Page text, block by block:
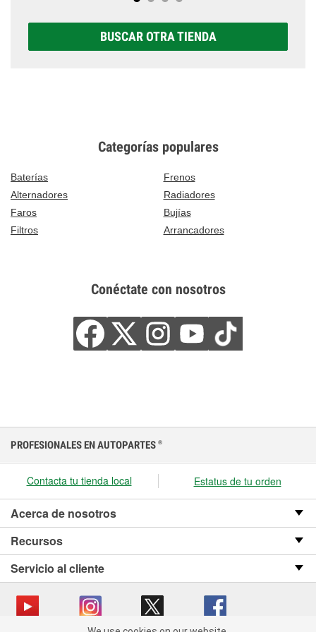
BUSCAR OTRA TIENDA
Categorías populares
Baterías
Frenos
Alternadores
Radiadores
Faros
Bujías
Filtros
Arrancadores
Conéctate con nosotros
PROFESIONALES EN AUTOPARTES ®
Contacta tu tienda local Estatus de tu orden
Acerca de nosotros
Recursos
Servicio al cliente